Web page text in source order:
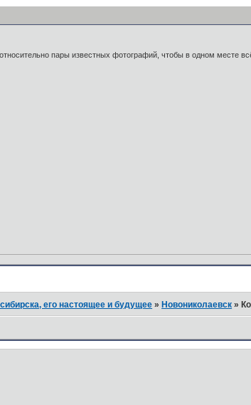
пары известных фотографий, чтобы в одном месте
его настоящее и будущее » Новониколаевск »